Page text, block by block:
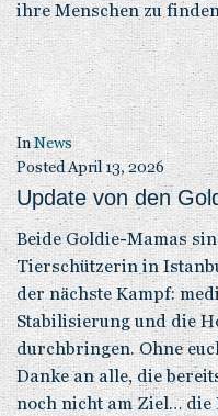
ihre Menschen zu
InNews
PostedApril 13, 2026
Update von den
Beide Goldie-Mamas
Tierschützerin in
der nächste Kampf:
Stabilisierung und die
durchbringen. Ohne
Danke an alle, die
noch nicht am Ziel… die